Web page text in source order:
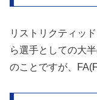
リストリクティッ
ら選手としての大
のことですが、